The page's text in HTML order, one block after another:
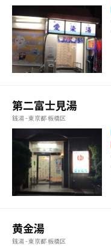
第二富士見湯
銭湯 - 東京都 板橋区
黄金湯
銭湯 - 東京都 板橋区